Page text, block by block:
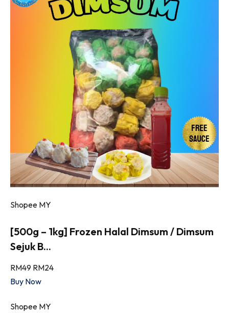
Shopee MY
[500g – 1kg] Frozen Halal Dimsum / Dimsum
Sejuk B...
RM49 RM24
Buy Now
Shopee MY